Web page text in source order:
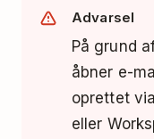
Advarsel
På grund
åbner e-
oprettet
eller